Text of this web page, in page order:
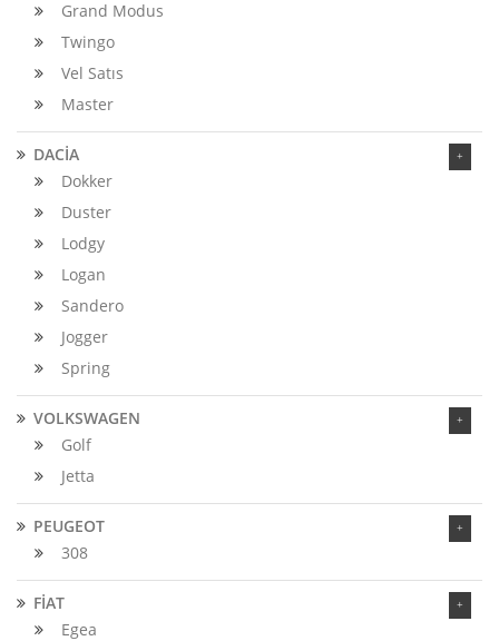
Grand Modus
Twingo
Vel Satıs
Master
DACİA
Dokker
Duster
Lodgy
Logan
Sandero
Jogger
Spring
VOLKSWAGEN
Golf
Jetta
PEUGEOT
308
FİAT
Egea